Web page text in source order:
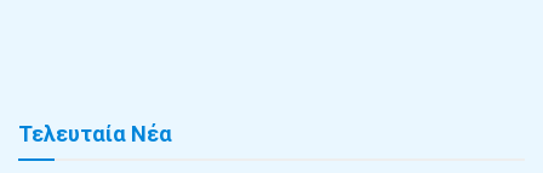
Τελευταία Νέα